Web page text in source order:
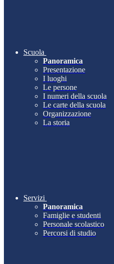
Scuola
Panoramica
Presentazione
I luoghi
Le persone
I numeri della scuola
Le carte della scuola
Organizzazione
La storia
Servizi
Panoramica
Famiglie e studenti
Personale scolastico
Percorsi di studio